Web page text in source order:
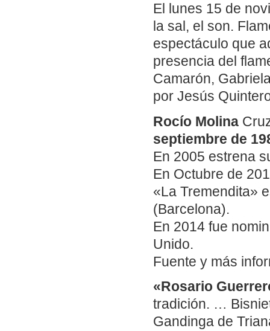
El lunes 15 de
la sal, el son.
espectáculo que
presencia del
Camarón,
por Jesús
Rocío Molina
septiembre de
En 2005 estrena
En Octubre de
«La Tremendita»
(Barcelona).
En 2014 fue
Unido.
Fuente y más
«Rosario
tradición. …
Gandinga de